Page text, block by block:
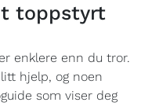
toppstyrt
enklere enn du tror.
hjelp, og noen
som viser deg